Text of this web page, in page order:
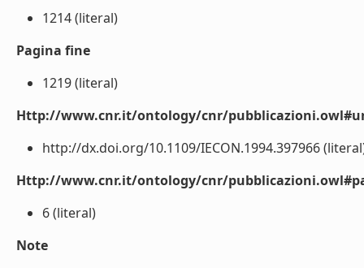
1214 (literal)
Pagina fine
1219 (literal)
Http://www.cnr.it/ontology/cnr/
http://dx.doi.org/10.1109/IECON.1994.397966
Http://www.cnr.it/ontology/cnr/
6 (literal)
Note